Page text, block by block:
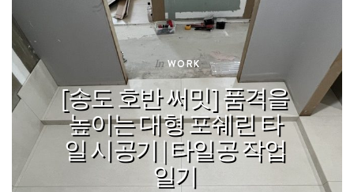
In WORK
[송도 호반 써밋] 품격을
높이는 대형 포쉐린 타
일 시공기 | 타일공 작업
일기